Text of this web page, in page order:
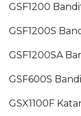
GSF1200
GSF1200S
GSF1200SA
GSF600S
GSX1100F